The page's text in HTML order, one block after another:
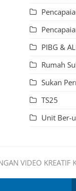
PIBG &
Rumah
Sukan
TS25
Unit Ber-
VIDEO KREATIF